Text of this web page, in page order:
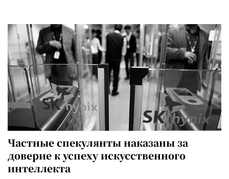
Частные спекулянты наказаны за
доверие к успеху искусственного
интеллекта